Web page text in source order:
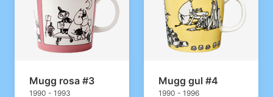
Mugg rosa #3
1990 - 1993
Mugg gul #4
1990 - 1996